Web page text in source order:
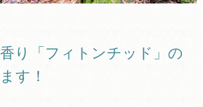
り「フィトンチッド」の
す！